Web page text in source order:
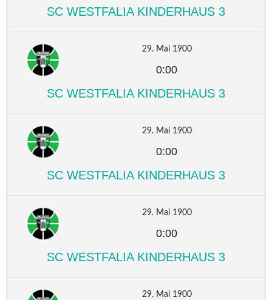
SC WESTFALIA KINDERHAUS 3
29. Mai 1900
0:00
SC WESTFALIA KINDERHAUS 3
29. Mai 1900
0:00
SC WESTFALIA KINDERHAUS 3
29. Mai 1900
0:00
SC WESTFALIA KINDERHAUS 3
29. Mai 1900